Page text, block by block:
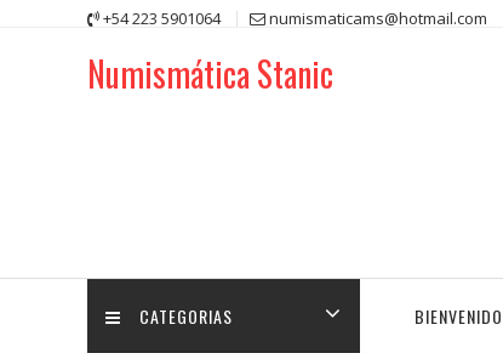
+54 223 5901064 numismaticams@hotmail.com
Numismática Stanic
CATEGORIAS